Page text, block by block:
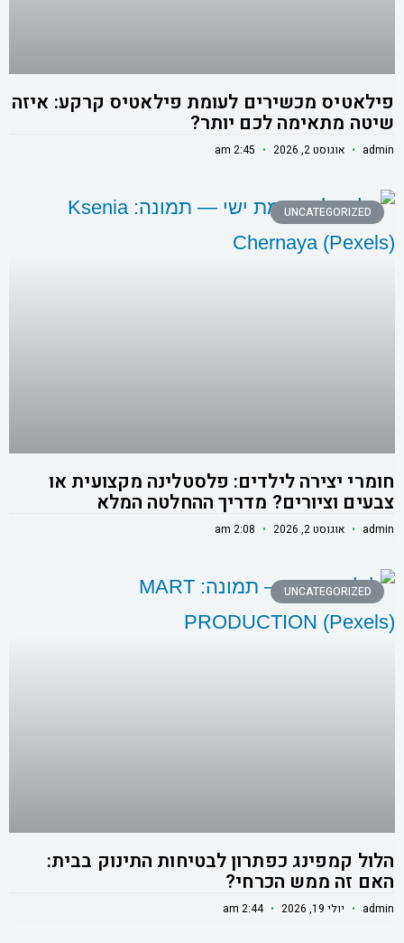
פילאטיס מכשירים לעומת פילאטיס קרקע: איזה
שיטה מתאימה לכם יותר?
admin אוגוסט 2, 2026
UNCATEGORIZED
חומרי יצירה לילדים: פלסטלינה מקצועית או
צבעים וציורים? מדריך ההחלטה המלא
admin אוגוסט 2, 2026
UNCATEGORIZED
הלול קמפינג כפתרון לבטיחות התינוק בבית:
האם זה ממש הכרחי?
admin יולי 19, 2026 2:44 am